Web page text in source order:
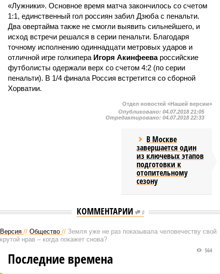
«Лужники». Основное время матча закончилось со счетом
1:1, единственный гол россиян забил Дзюба с пенальти.
Два овертайма также не смогли выявить сильнейшего, и
исход встречи решался в серии пенальти. Благодаря
точному исполнению одиннадцати метровых ударов и
отличной игре голкипера Игоря Акинфеевароссийские
футболисты одержали верх со счетом 4:2 (по серии
пенальти). В 1/4 финала Россия встретится со сборной
Хорватии.
Отдел новостей «Нашей версии»
Опубликовано: 04.07.2018 21:05
Отредактировано: 04.07.2018 22:33
В Москве
завершается один
из ключевых этапов
подготовки к
отопительному
сезону
КОММЕНТАРИИ 0
Версия // Общество // Земля уже не раз показывала человечеству свой
крутой нрав – когда покажет снова?
564
Последние времена